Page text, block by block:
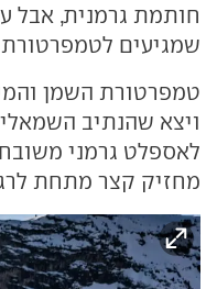
חותמת גרמנית, אבל
שמגיעים
טמפרטורת השמן
ויצא שהנתיב השמאלי
מחזיק קצר מתחת